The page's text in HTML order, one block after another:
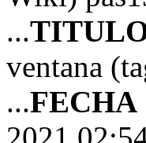
...
ventana
...FECHA